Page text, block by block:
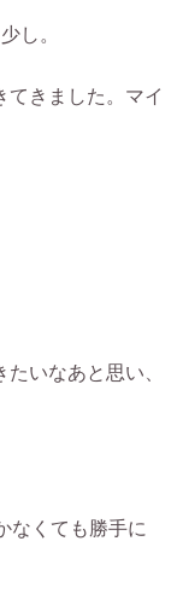
し。
てきました。マイ
いなあと思い、
なくても勝手に